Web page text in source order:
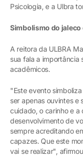
Psicologia, e a Ulbra
Simbolismo do
A reitora da ULBRA
sua fala a importância
acadêmicos.
"Este evento
ser apenas ouvintes e
cuidado, o carinho e a
desenvolvimento de
sempre acreditando
capazes. Que este
vai se realizar",